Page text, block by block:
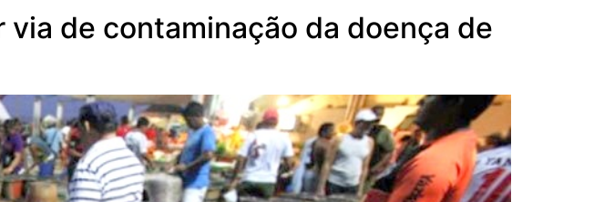
de contaminação da doença de